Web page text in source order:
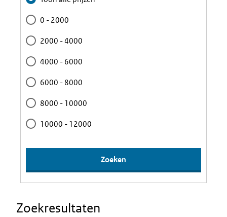
0 - 2000
2000 - 4000
4000 - 6000
6000 - 8000
8000 - 10000
10000 - 12000
Zoekresultaten